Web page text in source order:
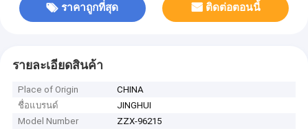
ราคาถูกที่สุด ติดต่อตอนนี้
รายละเอียดสินค้า
Place of Origin
CHINA
ชื่อแบรนด์
JINGHUI
Model Number
ZZX-96215